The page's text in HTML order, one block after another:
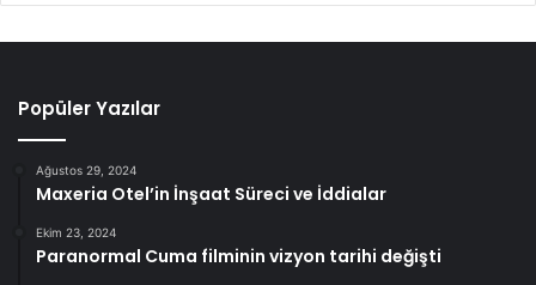
Popüler Yazılar
Ağustos 29, 2024
Maxeria Otel’in İnşaat Süreci ve İddialar
Ekim 23, 2024
Paranormal Cuma filminin vizyon tarihi değişti